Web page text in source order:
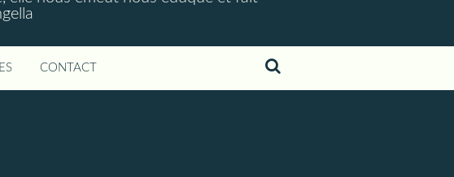
CONTACT